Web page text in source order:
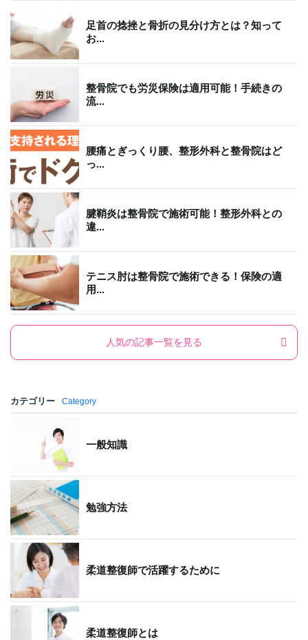
足首の捻挫と骨折の見分け方とは？知って
お...
整骨院でも労災保険は適用可能！手続きの
流...
腰痛とぎっくり腰、整形外科と整骨院はど
っ...
腱鞘炎は整骨院で施術可能！整形外科との
違...
テニス肘は整骨院で施術できる！保険の適
用...
人気の記事一覧を見る
カテゴリー Category
一般知識
勉強方法
柔道整復師で活躍するために
柔道整復師とは